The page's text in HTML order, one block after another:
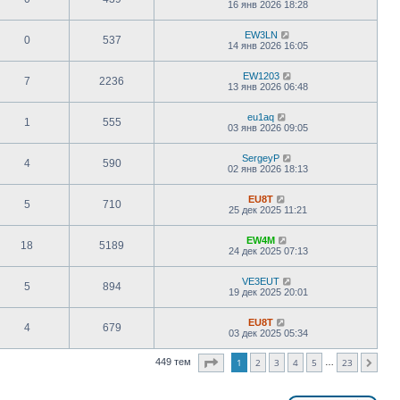
16 янв 2026 18:28
0 537
EW3LN
14 янв 2026 16:05
7 2236
EW1203
13 янв 2026 06:48
1 555
eu1aq
03 янв 2026 09:05
4 590
SergeyP
02 янв 2026 18:13
5 710
EU8T
25 дек 2025 11:21
18 5189
EW4M
24 дек 2025 07:13
5 894
VE3EUT
19 дек 2025 20:01
4 679
EU8T
03 дек 2025 05:34
449 тем Страница из23
1 2 3 4 5 23